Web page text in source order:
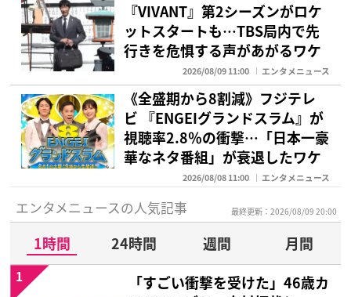
『VIVANT』第2シーズンがロケ
ットスタートも…TBS局内で先
行きを危惧する声があがるワケ
2026/08/09 11:00 エンタメニュース
《全盛期から8割減》フジテレ
ビ 『ENGEIグランドスラム』が
視聴率2.8％の衝撃…「日本一豪
華なネタ番組」が衰退したワケ
2026/08/08 11:00 エンタメニュース
エンタメニュースの人気記事 最終更新：2026/08/09 20:00
1時間 24時間 週間
月間
「すごい衝撃を受けた」46歳カ
1